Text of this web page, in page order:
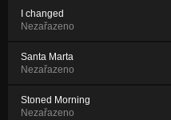
I changed
Nezařazeno
Santa Marta
Nezařazeno
Stoned Morning
Nezařazeno